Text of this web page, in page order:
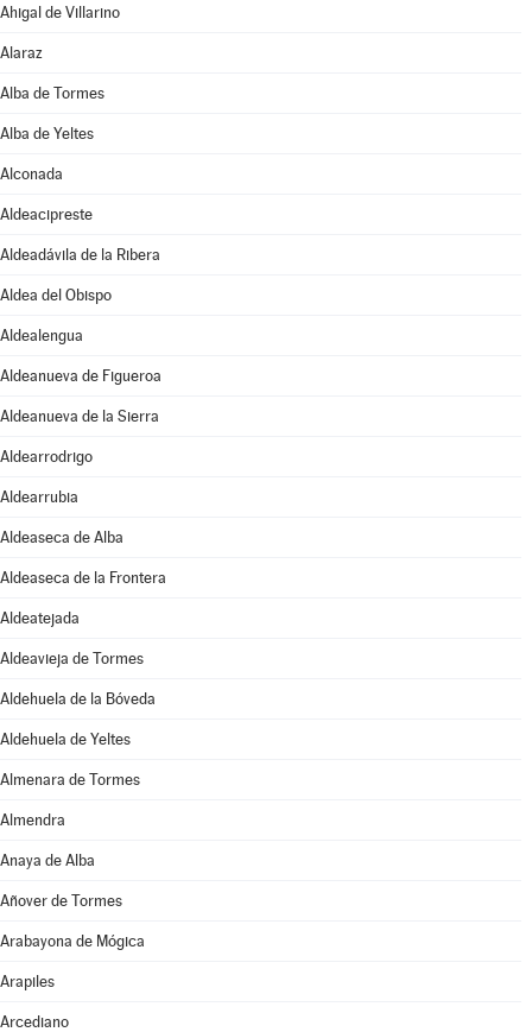
Ahigal de Villarino
Alaraz
Alba de Tormes
Alba de Yeltes
Alconada
Aldeacipreste
Aldeadávila de la Ribera
Aldea del Obispo
Aldealengua
Aldeanueva de Figueroa
Aldeanueva de la Sierra
Aldearrodrigo
Aldearrubia
Aldeaseca de Alba
Aldeaseca de la Frontera
Aldeatejada
Aldeavieja de Tormes
Aldehuela de la Bóveda
Aldehuela de Yeltes
Almenara de Tormes
Almendra
Anaya de Alba
Añover de Tormes
Arabayona de Mógica
Arapiles
Arcediano